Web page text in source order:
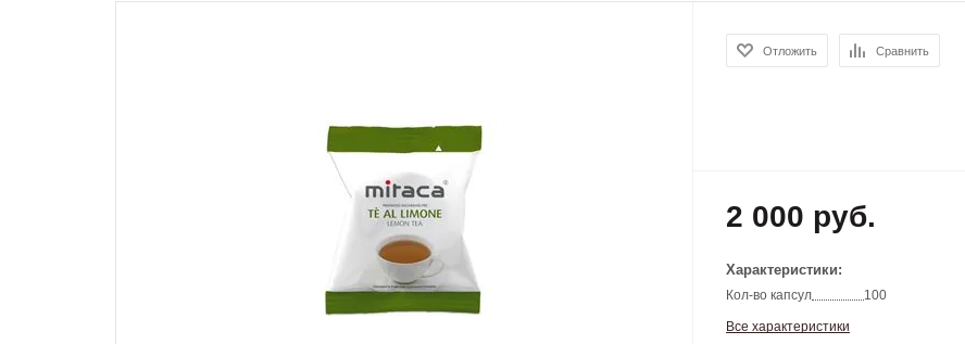
Отложить Сравнить
2 000 руб.
Характеристики:
Кол-во капсул 100
Все характеристики